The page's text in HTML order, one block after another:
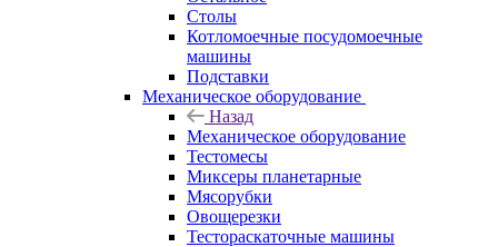
Столы
Котломоечные посудомоечные
машины
Подставки
Механическое оборудование
Назад
Механическое оборудование
Тестомесы
Миксеры планетарные
Мясорубки
Овощерезки
Тестораскаточные машины